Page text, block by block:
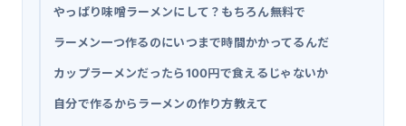
やっぱり味噌ラーメンにして？もちろん無料で
ラーメン一つ作るのにいつまで時間かかってるんだ
カップラーメンだったら100円で食えるじゃないか
自分で作るからラーメンの作り方教えて